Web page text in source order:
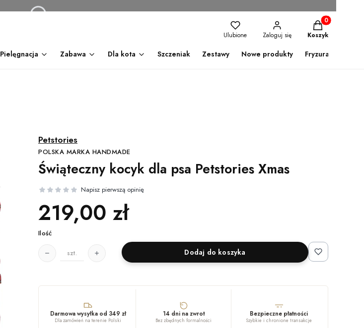
Ulubione Zaloguj się
Produkty w
Koszyk
Pielęgnacja Zabawa Dla kota Szczeniak Zestawy Nowe produkty Fryzura
Świąteczny kocyk dla psa Petstories Xmas
Cena
219,00 zł
Ilość
szt. Dodaj do koszyka
Darmowa wysyłka od 349 zł
Dla zamówień na terenie Polski
14 dni na zwrot
Bez zbędnych formalności
Bezpieczne płatności
Szybkie i chronione transakcje